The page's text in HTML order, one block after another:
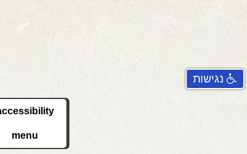
menu
נגישות